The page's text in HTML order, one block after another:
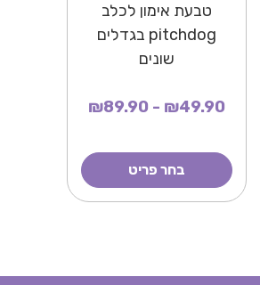
טבעת אימון לכלב
pitchdog בגדלים
שונים
₪49.90 - ₪89.90
בחר פריט